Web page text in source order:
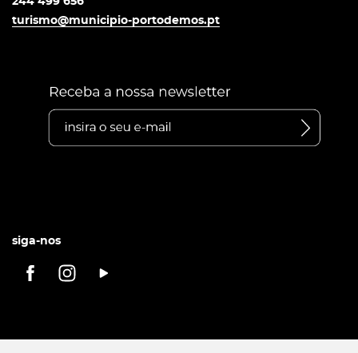
turismo@municipio-portodemos.pt
siga-nos